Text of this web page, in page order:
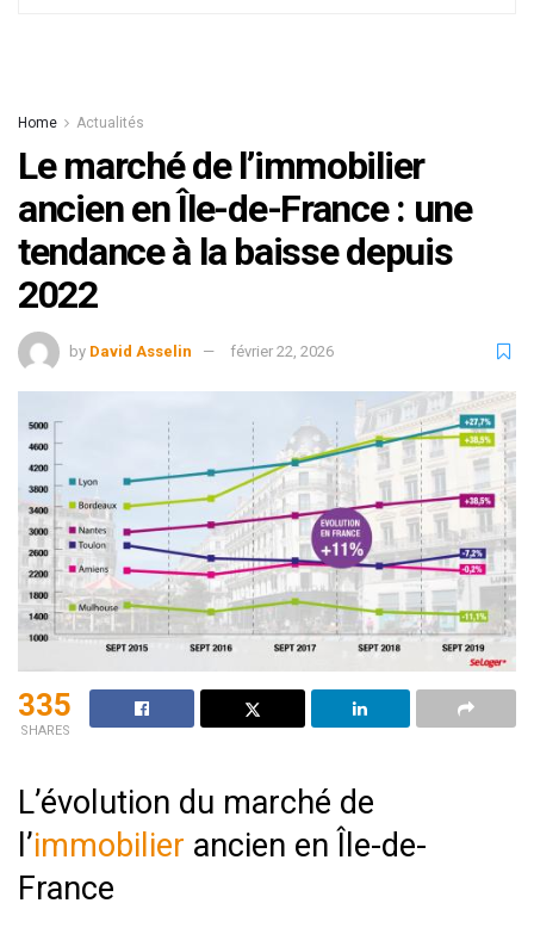
Home Actualités
Le marché de l’immobilier
ancien en Île-de-France : une
tendance à la baisse depuis
2022
by David Asselin février 22, 2026
335
SHARES
L’évolution du marché de
l’immobilier ancien en Île-de-
France